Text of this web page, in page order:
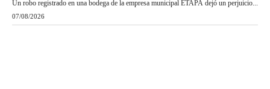
Un robo registrado en una bodega de la empresa municipal ETAPA dejó un perjuicio...
07/08/2026